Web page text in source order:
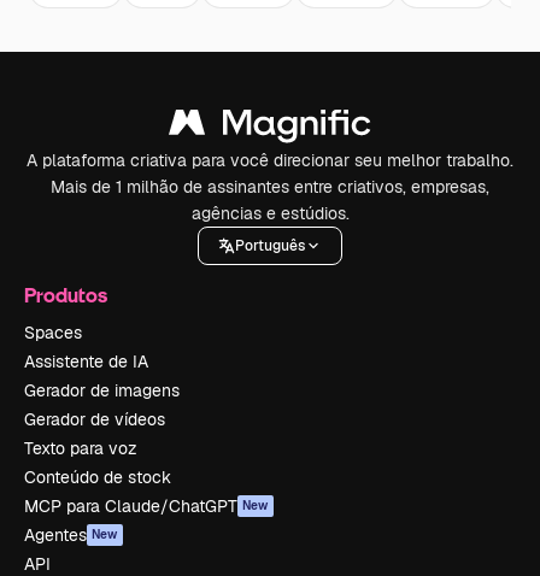
A plataforma criativa para você direcionar seu melhor trabalho.
Mais de 1 milhão de assinantes entre criativos, empresas,
agências e estúdios.
Português
Produtos
Spaces
Assistente de IA
Gerador de imagens
Gerador de vídeos
Texto para voz
Conteúdo de stock
MCP para Claude/ChatGPT New
Agentes New
API